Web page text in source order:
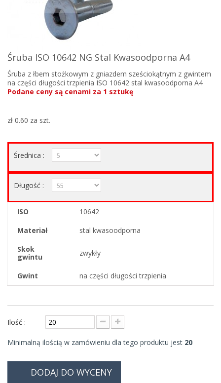
Śruba ISO 10642 NG Stal Kwasoodporna A4
Śruba z łbem stożkowym z gniazdem sześciokątnym z gwintem
na części długości trzpienia ISO 10642 stal kwasoodporna A4
Podane ceny są cenami za 1 sztukę
zł 0.60 za szt.
Średnica :
Długość :
ISO
10642
Materiał
stal kwasoodporna
Skok
gwintu
zwykły
Gwint na części długości trzpienia
Ilość :
Minimalną ilością w zamówieniu dla tego produktu jest 20
DODAJ DO WYCENY